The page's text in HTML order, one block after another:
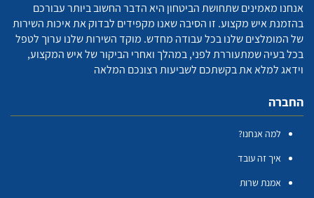
אנחנו מאמינים שתחושת הביטחון היא הדבר החשוב ביותר עבורכם
בהזמנת איש מקצוע. זו הסיבה שאנו מקפידים לבדוק את איכות השירות
של המומלצים שלנו בכל עבודה מחדש. מוקד השירות שלנו ערוך לטפל
בכל בעיה שמתעוררת לפני, במהלך ואחרי הביקור של איש המקצוע,
וידאג למלא את בקשתכם לשביעות רצונכם המלאה
החברה
למה אנחנו?
איך זה עובד
אמנת שרות